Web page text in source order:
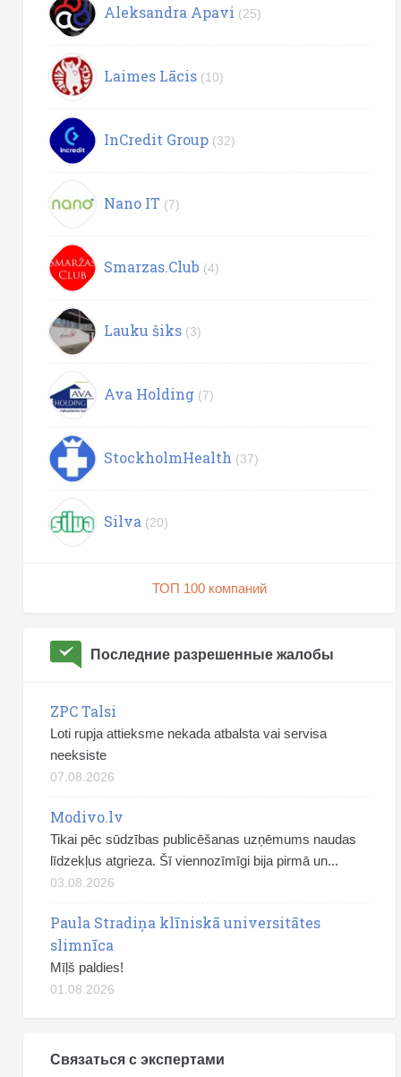
Aleksandra Apavi (25)
Laimes Lācis (10)
InCredit Group (32)
Nano IT (7)
Smarzas.Club (4)
Lauku šiks (3)
Ava Holding (7)
StockholmHealth (37)
Silva (20)
ТОП 100 компаний
Последние разрешенные жалобы
ZPC Talsi
Loti rupja attieksme nekada atbalsta vai servisa
neeksiste
07.08.2026
Modivo.lv
Tikai pēc sūdzības publicēšanas uzņēmums naudas
līdzekļus atgrieza. Šī viennozīmīgi bija pirmā un...
03.08.2026
Paula Stradiņa klīniskā universitātes
slimnīca
Mīļš paldies!
01.08.2026
Связаться с экспертами